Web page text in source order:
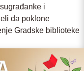
i
da poklone
Gradske biblioteke